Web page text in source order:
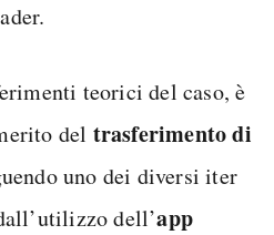
teorici del caso, è
del trasferimento di
uno dei diversi iter
dell’app